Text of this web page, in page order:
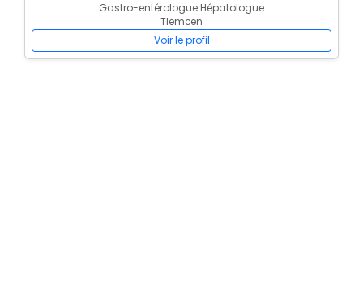
Gastro-entérologue Hépatologue
Tlemcen
Voir le profil